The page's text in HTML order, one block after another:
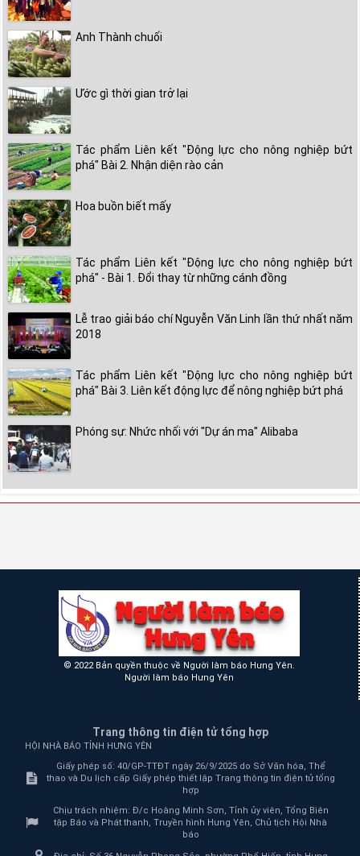
Anh Thành chuối
Ước gì thời gian trở lại
Tác phẩm Liên kết "Động lực cho nông nghiệp bứt
phá" Bài 2. Nhận diện rào cản
Hoa buồn biết mấy
Tác phẩm Liên kết "Động lực cho nông nghiệp bứt
phá" - Bài 1. Đổi thay từ những cánh đồng
Lễ trao giải báo chí Nguyễn Văn Linh lần thứ nhất năm
2018
Tác phẩm Liên kết "Động lực cho nông nghiệp bứt
phá" Bài 3. Liên kết động lực để nông nghiệp bứt phá
Phóng sự: Nhức nhối với "Dự án ma" Alibaba
© 2022 Bản quyền thuộc về Người làm báo Hưng Yên.
Người làm báo Hưng Yên
Trang thông tin điện tử tổng hợp
HỘI NHÀ BÁO TỈNH HƯNG YÊN
Giấy phép số: 40/GP-TTĐT ngày 26/9/2025 do Sở Văn hóa, Thể
thao và Du lịch cấp Giấy phép thiết lập Trang thông tin điện tử tổng
hợp
Chịu trách nhiệm: Đ/c Hoàng Minh Sơn, Tỉnh ủy viên, Tổng Biên
tập Báo và Phát thanh, Truyền hình Hưng Yên, Chủ tịch Hội Nhà
báo